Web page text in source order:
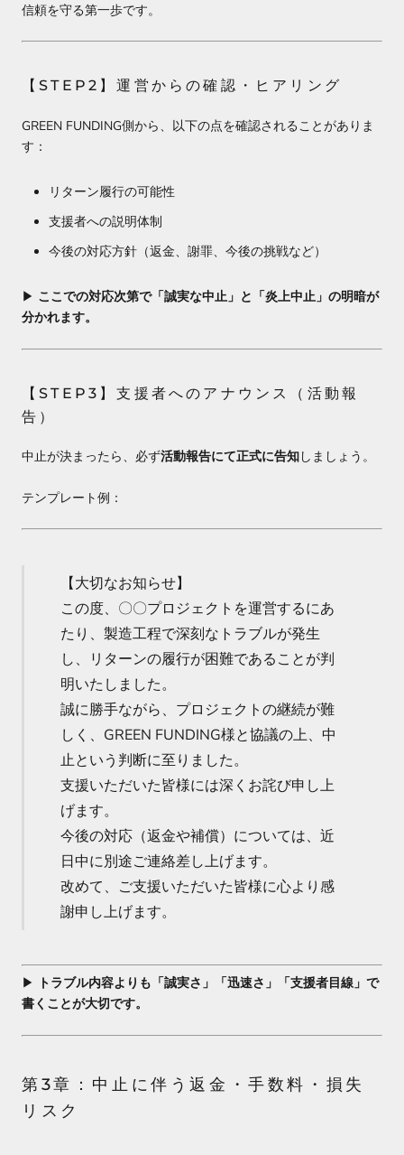
信頼を守る第一歩です。
【STEP2】運営からの確認・ヒアリング
GREEN FUNDING側から、以下の点を確認されることがありま
す：
リターン履行の可能性
支援者への説明体制
今後の対応方針（返金、謝罪、今後の挑戦など）
▶︎ ここでの対応次第で「誠実な中止」と「炎上中止」の明暗が
分かれます。
【STEP3】支援者へのアナウンス（活動報
告）
中止が決まったら、必ず活動報告にて正式に告知しましょう。
テンプレート例：
【大切なお知らせ】
この度、〇〇プロジェクトを運営するにあ
たり、製造工程で深刻なトラブルが発生
し、リターンの履行が困難であることが判
明いたしました。
誠に勝手ながら、プロジェクトの継続が難
しく、GREEN FUNDING様と協議の上、中
止という判断に至りました。
支援いただいた皆様には深くお詫び申し上
げます。
今後の対応（返金や補償）については、近
日中に別途ご連絡差し上げます。
改めて、ご支援いただいた皆様に心より感
謝申し上げます。
▶︎
トラブル内容よりも「誠実さ」「迅速さ」「支援者目線」で
書くことが大切です。
第3章：中止に伴う返金・手数料・損失
リスク